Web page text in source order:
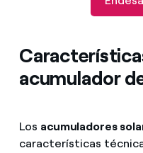
acumulador
Los acumuladores
características